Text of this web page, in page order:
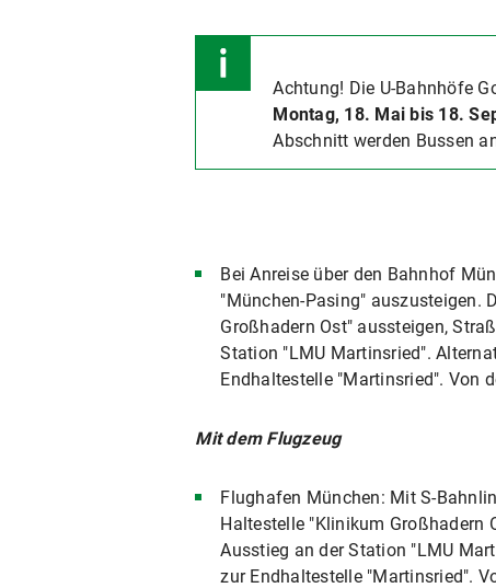
Achtung! Die U-Bahnhöfe
Montag, 18. Mai bis 18.
Abschnitt werden Bussen
Bei Anreise über den Bahnhof
"München-Pasing" auszusteigen.
Großhadern Ost" aussteigen,
Station "LMU Martinsried".
Endhaltestelle "Martinsried". Von
Mit dem Flugzeug
Flughafen München: Mit S-
Haltestelle "Klinikum Großhadern
Ausstieg an der Station "LMU
zur Endhaltestelle "Martinsried".